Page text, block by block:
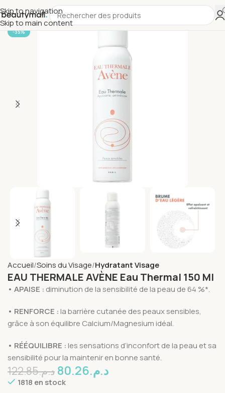
Skip to navigation
Skip to main content
-35%
Accueil Soins du Visage Hydratant Visage
EAU THERMALE AVÈNE Eau Thermal 150 Ml
• APAISE : diminution de la sensibilité de la peau de 64 %*.
• RENFORCE : la barrière cutanée des peaux sensibles,
grâce à son équilibre Calcium/Magnesium idéal.
• RÉÉQUILIBRE : les sensations d’inconfort de la peau et sa
sensibilité pour la maintenir en bonne santé.
د.م.122.85 د.م.80.26
1818 en stock